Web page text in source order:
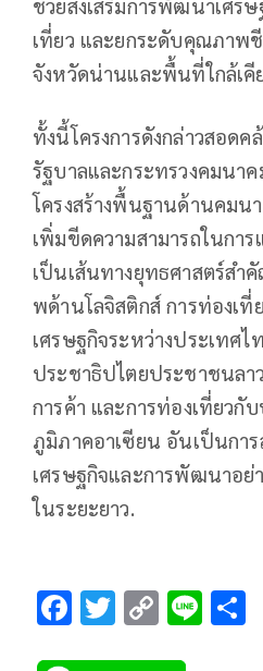
ช่วยส่งเสริมการพัฒนาเศร
เที่ยว และยกระดับคุณภาพ
จังหวัดน่านและพื้นที่ใกล้เคี
ทั้งนี้โครงการดังกล่าวสอดค
รัฐบาลและกระทรวงคมนา
โครงสร้างพื้นฐานด้านคมน
เพิ่มขีดความสามารถในกา
เป็นเส้นทางยุทธศาสตร์สำ
พด้านโลจิสติกส์ การท่องเ
เศรษฐกิจระหว่างประเทศ
ประชาธิปไตยประชาชนลา
การค้า และการท่องเที่ยวกั
ภูมิภาคอาเซียน อันเป็นการ
เศรษฐกิจและการพัฒนาอย่
ในระยะยาว.
F T C Li